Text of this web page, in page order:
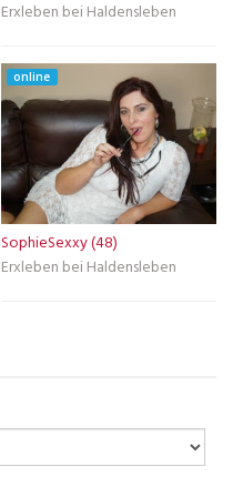
Erxleben bei Haldensleben
online
SophieSexxy (48)
Erxleben bei Haldensleben